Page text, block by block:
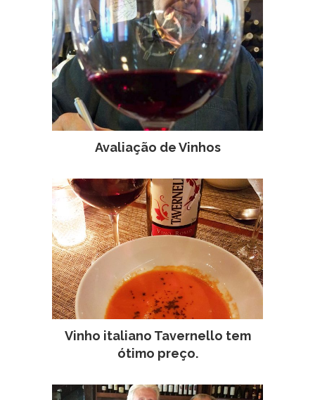
Avaliação de Vinhos
Vinho italiano Tavernello tem
ótimo preço.